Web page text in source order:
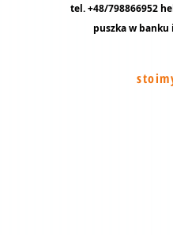
tel. +48/798866952
puszka w banku